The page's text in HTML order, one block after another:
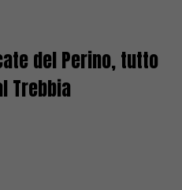
del Perino, tutto
Trebbia